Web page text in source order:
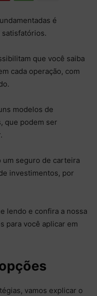
é
que você saiba
cada operação, com
modelos de
que podem ser
um seguro de carteira
investimentos, por
lendo e confira a nossa
para você aplicar em
vamos explicar o